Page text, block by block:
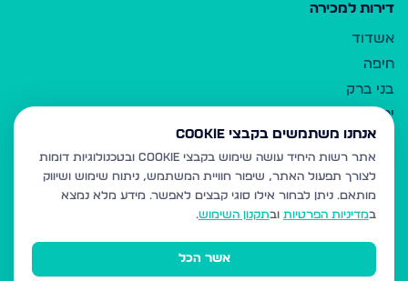
דירות למכירה
אשדוד
חיפה
בני ברק
ירושלים
אלעד
גבעת זאב
בית שמש
רכסים
מודיעין עילית
אנחנו משתמשים בקבצי Cookie
אתר רשות היחיד עושה שימוש בקבצי Cookie ובטכנולוגיות דומות
לצורך תפעול האתר, שיפור חוויית המשתמש, ניתוח שימוש ושיווק
מותאם. ניתן לבחור אילו סוגי קבצים לאפשר. מידע מלא נמצא
במדיניות הפרטיות ובתקנון השימוש.
אשר הכל